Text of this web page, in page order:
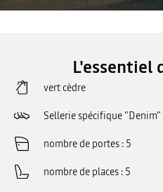
L'essentiel
vert cèdre
Sellerie spécifique
nombre de portes 5
nombre de places 5